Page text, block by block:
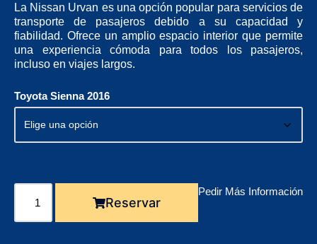
La Nissan Urvan es una opción popular para servicios de
transporte de pasajeros debido a su capacidad y
fiabilidad. Ofrece un amplio espacio interior que permite
una experiencia cómoda para todos los pasajeros,
incluso en viajes largos.
Toyota Sienna 2016
Reservar
Pedir Más Información